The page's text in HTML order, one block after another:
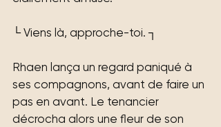
└ Viens là, approche-toi. ┐
Rhaen lança un regard paniqué à
ses compagnons, avant de faire un
pas en avant. Le tenancier
décrocha alors une fleur de son